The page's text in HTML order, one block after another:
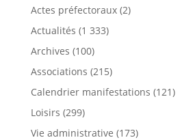
Actes préfectoraux(2)
Actualités (1 333)
Archives (100)
Associations (215)
Calendrier manifestations (121)
Loisirs (299)
Vie administrative (173)